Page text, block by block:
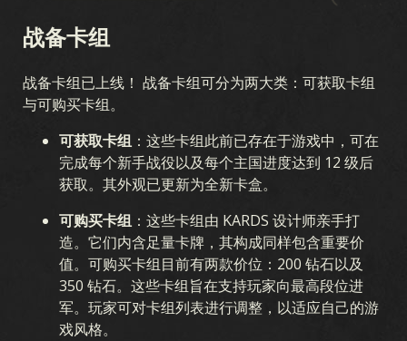
战备卡组
战备卡组已上线！ 战备卡组可分为两大类：可获取卡组
与可购买卡组。
可获取卡组 ：这些卡组此前已存在于游戏中，可在
完成每个新手战役以及每个主国进度达到 12 级后
获取。其外观已更新为全新卡盒。
可购买卡组 ：这些卡组由 KARDS 设计师亲手打
造。它们内含足量卡牌，其构成同样包含重要价
值。可购买卡组目前有两款价位：200 钻石以及
350 钻石。这些卡组旨在支持玩家向最高段位进
军。玩家可对卡组列表进行调整，以适应自己的游
戏风格。